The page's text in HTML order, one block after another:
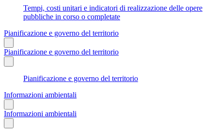
Tempi, costi unitari e indicatori di realizzazione delle opere
pubbliche in corso o completate
Pianificazione e governo del territorio
Pianificazione e governo del territorio
Pianificazione e governo del territorio
Informazioni ambientali
Informazioni ambientali